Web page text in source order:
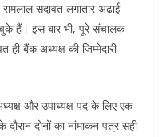
सदावत लगातार अढाई
हैं। इस बार भी, पूरे संचालक
ही बैंक अध्यक्ष की जिम्मेदारी
और उपाध्यक्ष पद के लिए एक-
दोनों का नांमाकन पत्र सही